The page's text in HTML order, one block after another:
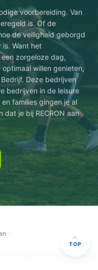
voorbereiding. Van
is. Of de
de veiligheid geborgd
is. Want het
zorgeloze dag,
willen genieten,
Deze bedrijven
bedrijven in de leisure
families gingen je al
dat je bij RECRON aan
TOP